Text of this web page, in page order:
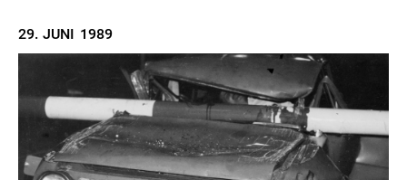
29. JUNI 1989